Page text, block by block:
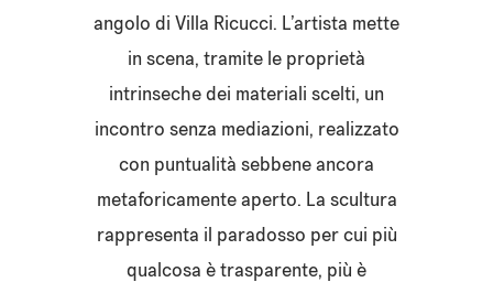
angolo di Villa Ricucci. L’artista mette
in scena, tramite le proprietà
intrinseche dei materiali scelti, un
incontro senza mediazioni, realizzato
con puntualità sebbene ancora
metaforicamente aperto. La scultura
rappresenta il paradosso per cui più
qualcosa è trasparente, più è